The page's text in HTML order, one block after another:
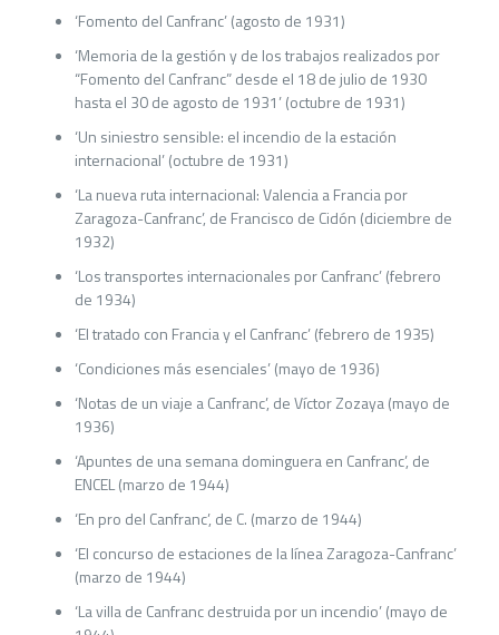
‘Fomento del Canfranc’ (agosto de 1931)
‘Memoria de la gestión y de los trabajos realizados por
“Fomento del Canfranc” desde el 18 de julio de 1930
hasta el 30 de agosto de 1931’ (octubre de 1931)
‘Un siniestro sensible: el incendio de la estación
internacional’ (octubre de 1931)
‘La nueva ruta internacional: Valencia a Francia por
Zaragoza-Canfranc’, de Francisco de Cidón (diciembre de
1932)
‘Los transportes internacionales por Canfranc’ (febrero
de 1934)
‘El tratado con Francia y el Canfranc’ (febrero de 1935)
‘Condiciones más esenciales’ (mayo de 1936)
‘Notas de un viaje a Canfranc’, de Víctor Zozaya (mayo de
1936)
‘Apuntes de una semana dominguera en Canfranc’, de
ENCEL (marzo de 1944)
‘En pro del Canfranc’, de C. (marzo de 1944)
‘El concurso de estaciones de la línea Zaragoza-Canfranc’
(marzo de 1944)
‘La villa de Canfranc destruida por un incendio’ (mayo de